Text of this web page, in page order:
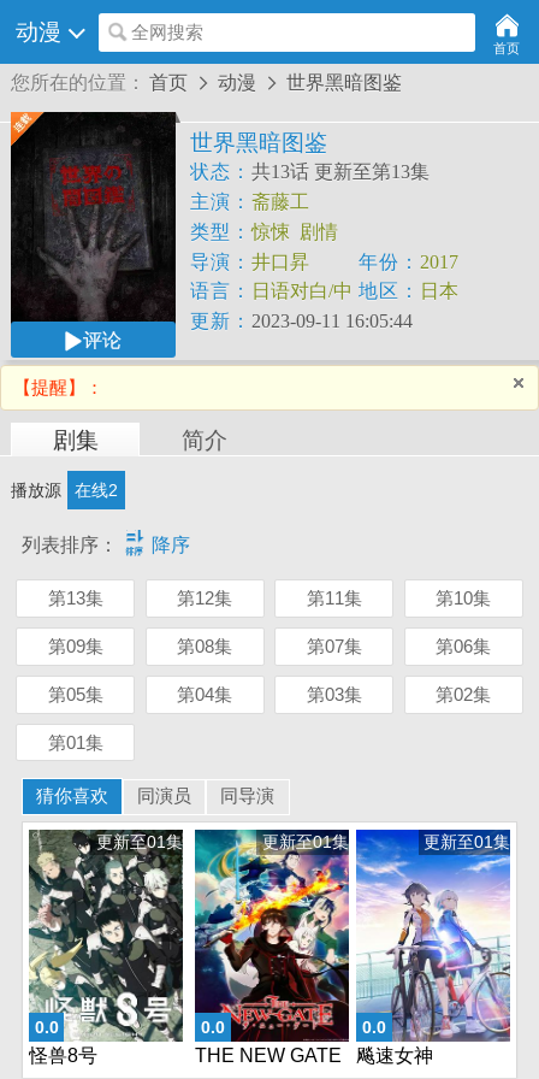
动漫 全网搜索
首页
您所在的位置： 首页  动漫  世界黑暗图鉴
评论
世界黑暗图鉴
状态： 共13话 更新至第13集
主演： 斋藤工
类型：惊悚 剧情
导演： 井口昇 年份： 2017
语言：
日语对白/中
文字幕
地区：
日本
更新： 2023-09-11 16:05:44
【提醒】：
剧集 简介
播放源 在线2
列表排序：  降序
第13集 第12集 第11集 第10集
第09集 第08集 第07集 第06集
第05集 第04集 第03集 第02集
第01集
猜你喜欢 同演员 同导演
0.0
更新至01集
怪兽8号
0.0
更新至01集
THE NEW GATE
0.0
更新至01集
飚速女神